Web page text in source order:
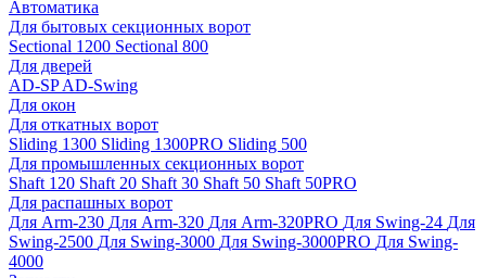
Автоматика
Для бытовых секционных ворот
Sectional 1200 Sectional 800
Для дверей
AD-SPAD-Swing
Для окон
Для откатных ворот
Sliding 1300 Sliding 1300PRO Sliding 500
Для промышленных секционных ворот
Shaft 120 Shaft 20 Shaft 30 Shaft 50 Shaft 50PRO
Для распашных ворот
Для Arm-230 Для Arm-320 Для Arm-320PRO Для Swing-24 Для
Swing-2500 Для Swing-3000 Для Swing-3000PRO Для Swing-
4000